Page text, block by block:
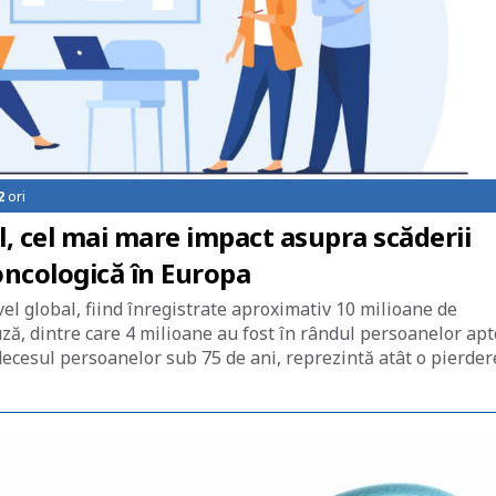
ori
cel mai mare impact asupra scăderii
în Europa
global, fiind înregistrate aproximativ 10 milioane de
dintre care 4 milioane au fost în rândul persoanelor
persoanelor sub 75 de ani, reprezintă atât o